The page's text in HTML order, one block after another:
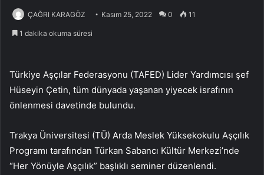
ÇAĞRI KARAGÖZ Kasım 25, 2022 0 11
1 dakika okuma süresi
Türkiye Aşçılar Federasyonu (TAFED) Lider Yardımcısı şef
Hüseyin Çetin, tüm dünyada yaşanan yiyecek israfının
önlenmesi davetinde bulundu.
Trakya Üniversitesi (TÜ) Arda Meslek Yüksekokulu Aşçılık
Programı tarafından Türkan Sabancı Kültür Merkezi’nde
“Her Yönüyle Aşçılık” başlıklı seminer düzenlendi.